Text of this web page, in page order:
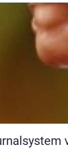
veterinär